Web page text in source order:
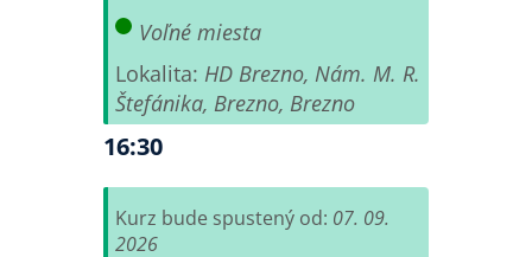
Voľné miesta
Lokalita: HD Brezno, Nám. M. R.
Štefánika, Brezno, Brezno
16:30
Kurz bude spustený od: 07. 09.
2026